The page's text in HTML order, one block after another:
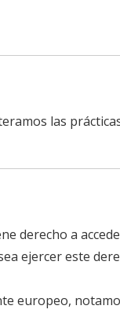
las
derecho a
ejercer este
europeo,